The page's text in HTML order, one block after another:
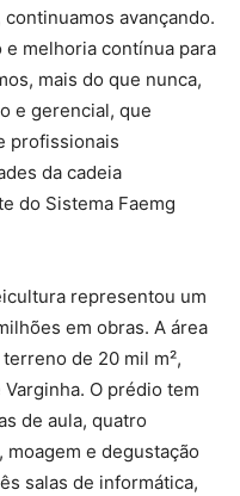
avançando.
e melhoria contínua para
mais do que nunca,
e gerencial, que
profissionais
da cadeia
do Sistema Faemg
representou um
em obras. A área
de 20 mil m²,
O prédio tem
de aula, quatro
e degustação
salas de informática,